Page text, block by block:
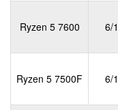
Ryzen 5 7600 6/
Ryzen 5 7500F 6/